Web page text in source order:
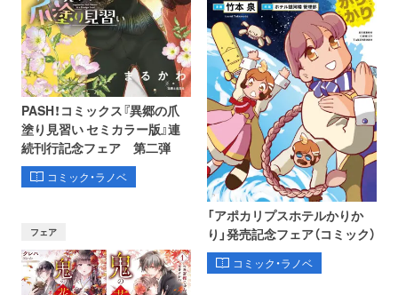
PASH！コミックス『異郷の爪
塗り見習い セミカラー版』連
続刊行記念フェア 第二弾
コミック・ラノベ
フェア
「アポカリプスホテルかりか
り」発売記念フェア（コミック）
コミック・ラノベ